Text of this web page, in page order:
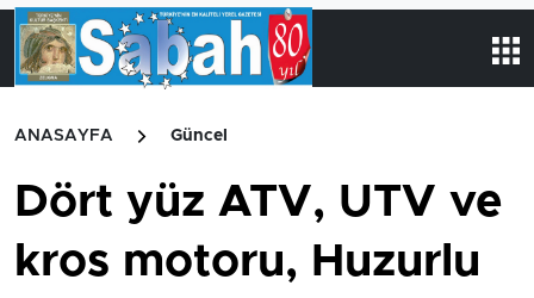
ANASAYFA Güncel
Dört yüz ATV, UTV ve
kros motoru, Huzurlu